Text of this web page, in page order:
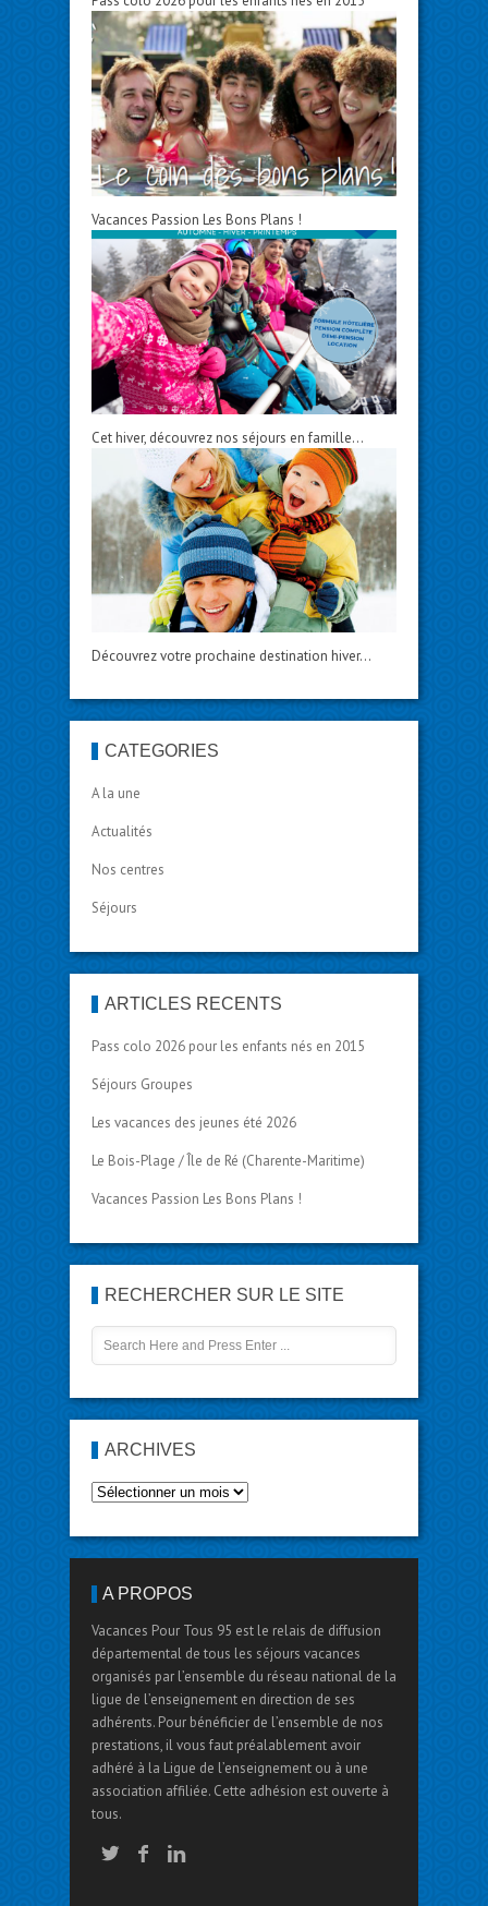
Vacances Passion Les Bons Plans !
Cet hiver, découvrez nos séjours en famille…
Découvrez votre prochaine destination hiver…
CATÉGORIES
A la une
Actualités
Nos centres
Séjours
ARTICLES RÉCENTS
Pass colo 2026 pour les enfants nés en 2015
Séjours Groupes
Les vacances des jeunes été 2026
Le Bois-Plage / Île de Ré (Charente-Maritime)
Vacances Passion Les Bons Plans !
RECHERCHER SUR LE SITE
ARCHIVES
A PROPOS
Vacances Pour Tous 95 est le relais de diffusion
départemental de tous les séjours vacances
organisés par l’ensemble du réseau national de la
ligue de l’enseignement en direction de ses
adhérents. Pour bénéficier de l’ensemble de nos
prestations, il vous faut préalablement avoir
adhéré à la Ligue de l’enseignement ou à une
association affiliée. Cette adhésion est ouverte à
tous.